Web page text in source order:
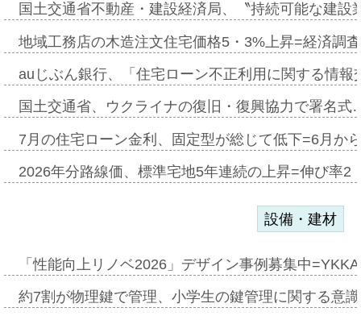
国土交通省不動産・建設経済局、〝持続可能な建
地域工務店の木造注文住宅価格5・3%上昇=経済調
auじぶん銀行、「住宅ローン不正利用に関する情
国土交通省、ウクライナの復旧・復興協力で署名
7月の住宅ローン金利、固定型が総じて低下=6月か
2026年分路線価、標準宅地5年連続の上昇=伸び率
設備・建材
「性能向上リノベ2026」デザイン事例募集中
約7割が物理鍵で管理、小学生の鍵管理に関する意